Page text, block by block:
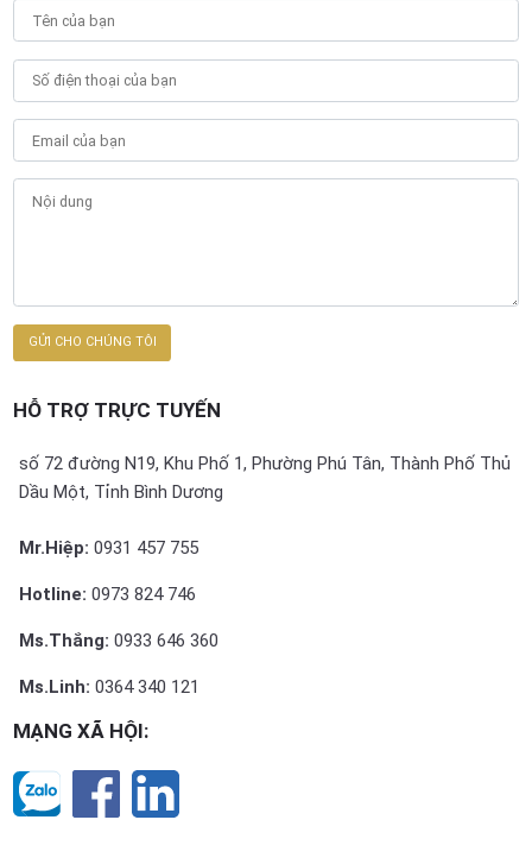
HỖ TRỢ TRỰC TUYẾN
số 72 đường N19, Khu Phố 1, Phường Phú Tân, Thành Phố Thủ
Dầu Một, Tỉnh Bình Dương
Mr.Hiệp: 0931 457 755
Hotline: 0973 824 746
Ms.Thắng: 0933 646 360
Ms.Linh: 0364 340 121
MẠNG XÃ HỘI: